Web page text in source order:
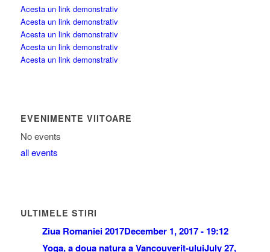
Acesta un link demonstrativ
Acesta un link demonstrativ
Acesta un link demonstrativ
Acesta un link demonstrativ
Acesta un link demonstrativ
EVENIMENTE VIITOARE
No events
all events
ULTIMELE STIRI
Ziua Romaniei 2017December 1, 2017 - 19:12
Yoga, a doua natura a Vancouverit-uluiJuly 27,